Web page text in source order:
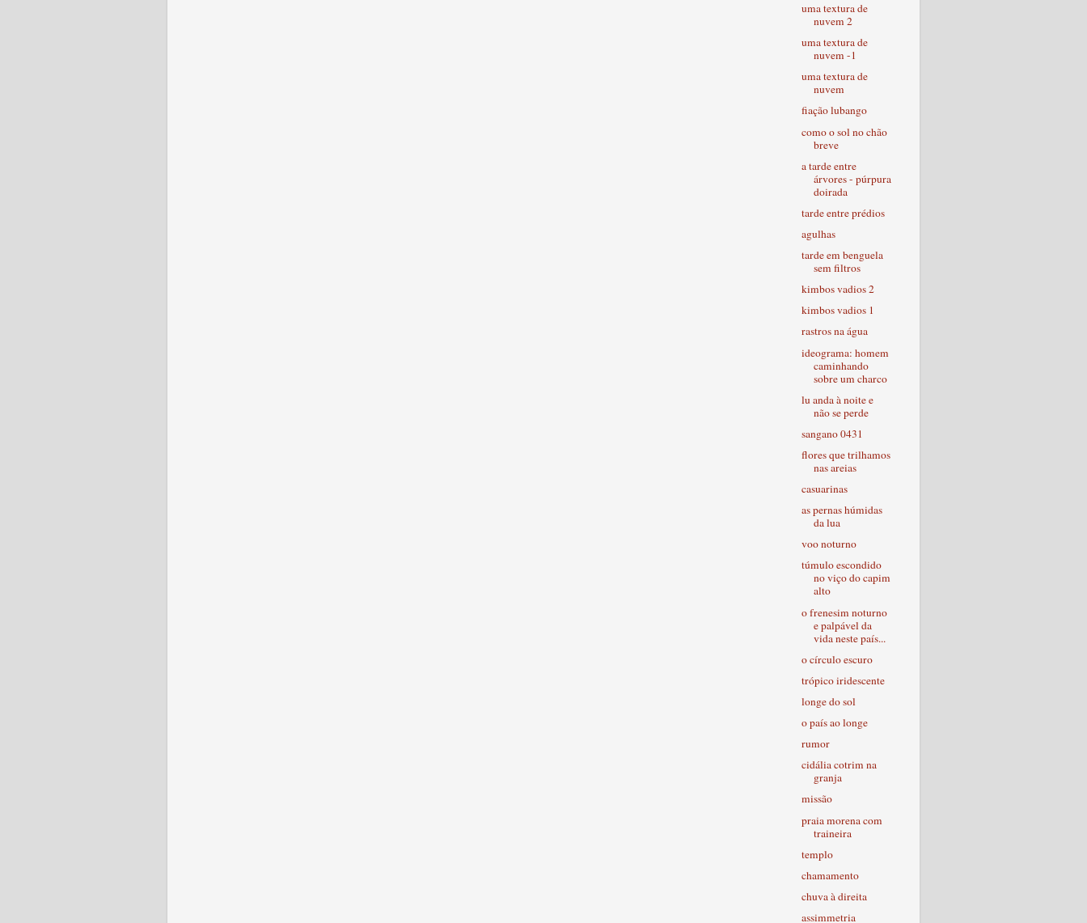
uma textura de
nuvem 2
uma textura de
nuvem -1
uma textura de
nuvem
fiação lubango
como o sol no chão
breve
a tarde entre
árvores - púrpura
doirada
tarde entre prédios
agulhas
tarde em benguela
sem filtros
kimbos vadios 2
kimbos vadios 1
rastros na água
ideograma: homem
caminhando
sobre um charco
lu anda à noite e
não se perde
sangano 0431
flores que trilhamos
nas areias
casuarinas
as pernas húmidas
da lua
voo noturno
túmulo escondido
no viço do capim
alto
o frenesim noturno
e palpável da
vida neste país...
o círculo escuro
trópico iridescente
longe do sol
o país ao longe
rumor
cidália cotrim na
granja
missão
praia morena com
traineira
templo
chamamento
chuva à direita
assimmetria